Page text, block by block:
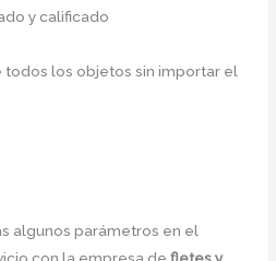
y calificado
los objetos sin importar el
algunos parámetros en el